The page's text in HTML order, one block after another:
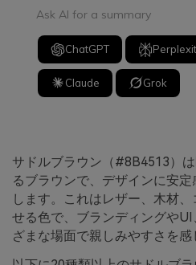
Ask AI for a summary
ChatGPT
Claude Grok
サドルブラウン（#8B4513）
るブラウンで、デザインに安
します。これはレザー、木材
せる色で、ブランディングや
ざまな場面で親しみやすさを感